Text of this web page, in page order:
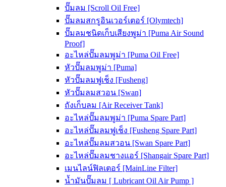
ปั๊มลม [Scroll Oil Free]
ปั๊มลมสกรูอินเวอร์เตอร์ [Olymtech]
ปั๊มลมชนิดเก็บเสียงพูม่า [Puma Air Sound
Proof]
อะไหล่ปั๊มลมพูม่า [Puma Oil Free]
หัวปั๊มลมพูม่า [Puma]
หัวปั๊มลมฟูเช็ง [Fusheng]
หัวปั๊มลมสวอน [Swan]
ถังเก็บลม [Air Receiver Tank]
อะไหล่ปั๊มลมพูม่า [Puma Spare Part]
อะไหล่ปั๊มลมฟูเช็ง [Fusheng Spare Part]
อะไหล่ปั๊มลมสวอน [Swan Spare Part]
อะไหล่ปั๊มลมชางแอร์ [Shangair Spare Part]
เมนไลน์ฟิลเตอร์ [MainLine Filter]
น้ำมันปั๊มลม [ Lubricant Oil Air Pump ]